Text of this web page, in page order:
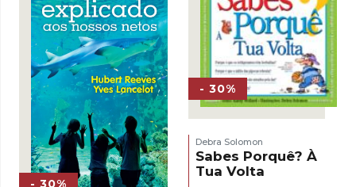
- 30%
- 30%
Debra Solomon
Sabes Porquê? À
Tua Volta